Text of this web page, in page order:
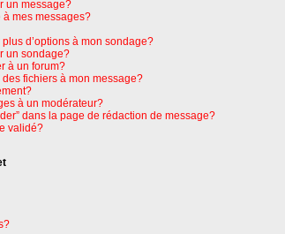
un message?
mes messages?
d’options à mon sondage?
un sondage?
à un forum?
fichiers à mon message?
à un modérateur?
dans la page de rédaction de message?
validé?